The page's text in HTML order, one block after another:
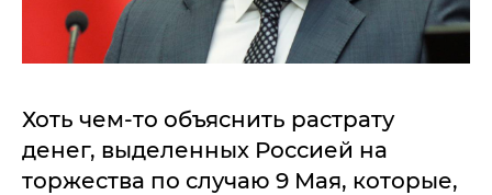
Хоть чем-то объяснить растрату
денег, выделенных Россией на
торжества по случаю 9 Мая, которые,